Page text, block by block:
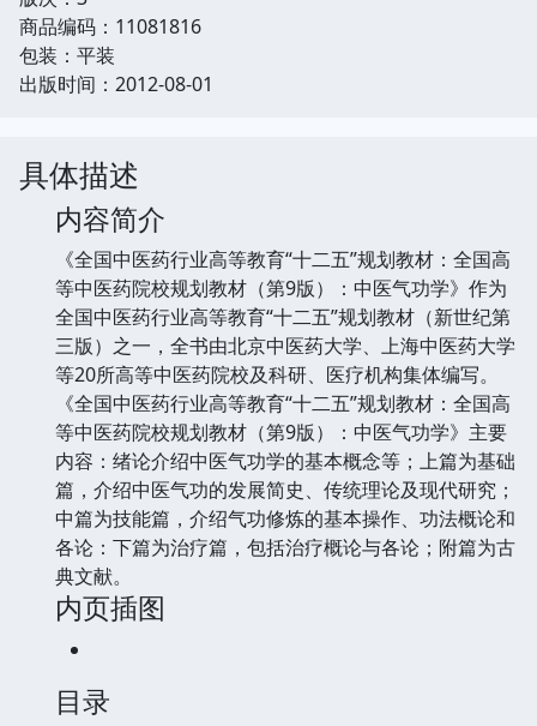
商品编码：11081816
包装：平装
出版时间：2012-08-01
具体描述
内容简介
《全国中医药行业高等教育“十二五”规划教材：全国高
等中医药院校规划教材（第9版）：中医气功学》作为
全国中医药行业高等教育“十二五”规划教材（新世纪第
三版）之一，全书由北京中医药大学、上海中医药大学
等20所高等中医药院校及科研、医疗机构集体编写。
《全国中医药行业高等教育“十二五”规划教材：全国高
等中医药院校规划教材（第9版）：中医气功学》主要
内容：绪论介绍中医气功学的基本概念等；上篇为基础
篇，介绍中医气功的发展简史、传统理论及现代研究；
中篇为技能篇，介绍气功修炼的基本操作、功法概论和
各论：下篇为治疗篇，包括治疗概论与各论；附篇为古
典文献。
内页插图
目录